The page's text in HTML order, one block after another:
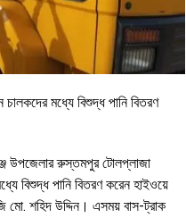
চালকদের মধ্যে বিশুদ্ধ পানি বিতরণ
উপজেলার রুস্তমপুর টোলপ্লাজা
বিশুদ্ধ পানি বিতরণ করেন হাইওয়ে
মো. শহিদ উদ্দিন। এসময় বাস-ট্রাক